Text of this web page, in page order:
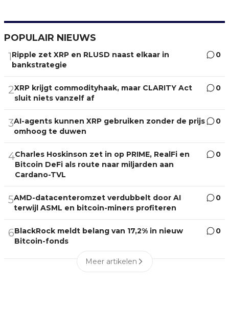
POPULAIR NIEUWS
1Ripple zet XRP en RLUSD naast elkaar in
bankstrategie
0
2XRP krijgt commodityhaak, maar CLARITY Act
sluit niets vanzelf af
0
3AI-agents kunnen XRP gebruiken zonder de prijs
omhoog te duwen
0
4Charles Hoskinson zet in op PRIME, RealFi en
Bitcoin DeFi als route naar miljarden aan
Cardano-TVL
0
5AMD-datacenteromzet verdubbelt door AI
terwijl ASML en bitcoin-miners profiteren
0
6BlackRock meldt belang van 17,2% in nieuw
Bitcoin-fonds
0
Meer artikelen